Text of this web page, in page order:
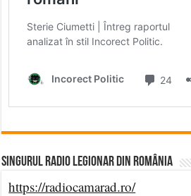
Singurul Radio Legionar din România
https://radiocamarad.ro/